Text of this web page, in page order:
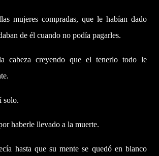
mujeres compradas, que le habían dado
de él cuando no podía pagarles.
cabeza creyendo que el tenerlo todo le
solo.
haberle llevado a la muerte.
hasta que su mente se quedó en blanco